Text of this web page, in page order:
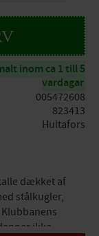
inom ca 1 till 5
vardagar
005472608
823413
Hultafors
dækket af
stålkugler,
ikke